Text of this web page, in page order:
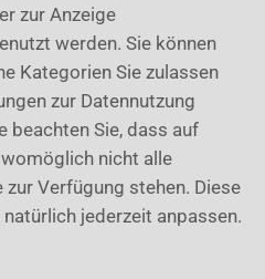
zur Anzeige
werden. Sie können
Kategorien Sie zulassen
zur Datennutzung
beachten Sie, dass auf
nicht alle
Verfügung stehen. Diese
jederzeit anpassen.